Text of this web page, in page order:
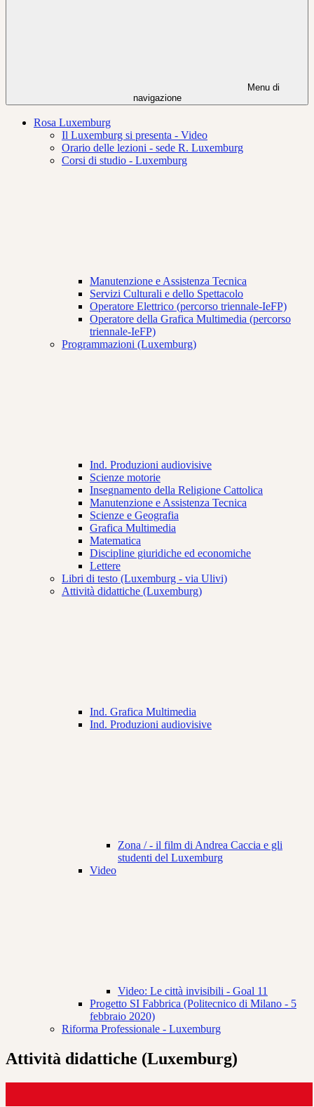
Menu di
navigazione
Rosa Luxemburg
Il Luxemburg si presenta - Video
Orario delle lezioni - sede R. Luxemburg
Corsi di studio - Luxemburg
Manutenzione e Assistenza Tecnica
Servizi Culturali e dello Spettacolo
Operatore Elettrico (percorso triennale-IeFP)
Operatore della Grafica Multimedia (percorso
triennale-IeFP)
Programmazioni (Luxemburg)
Ind. Produzioni audiovisive
Scienze motorie
Insegnamento della Religione Cattolica
Manutenzione e Assistenza Tecnica
Scienze e Geografia
Grafica Multimedia
Matematica
Discipline giuridiche ed economiche
Lettere
Libri di testo (Luxemburg - via Ulivi)
Attività didattiche (Luxemburg)
Ind. Grafica Multimedia
Ind. Produzioni audiovisive
Zona / - il film di Andrea Caccia e gli
studenti del Luxemburg
Video
Video: Le città invisibili - Goal 11
Progetto SI Fabbrica (Politecnico di Milano - 5
febbraio 2020)
Riforma Professionale - Luxemburg
Attività didattiche (Luxemburg)